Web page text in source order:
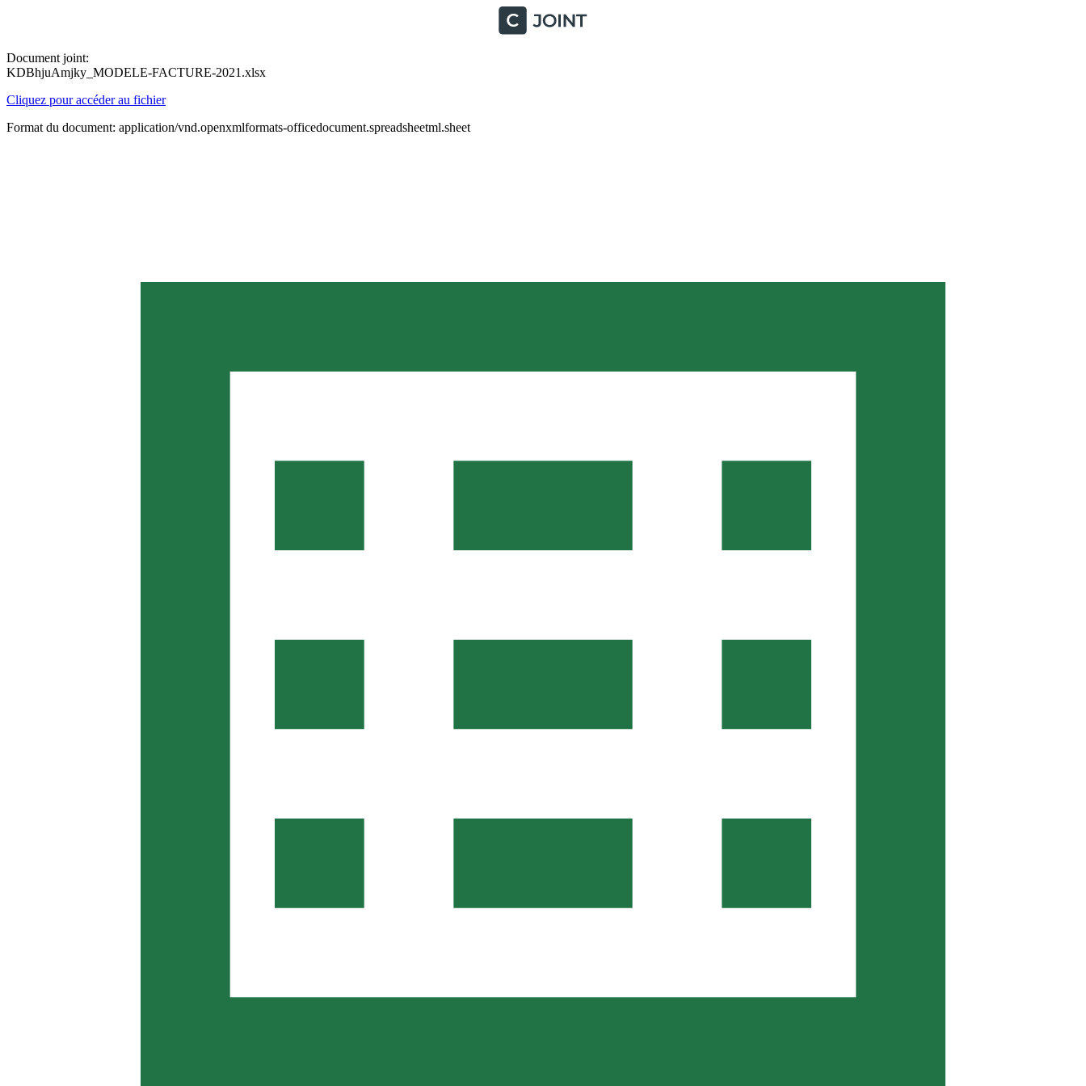
Document joint:
KDBhjuAmjky_MODELE-FACTURE-2021.xlsx
Cliquez pour accéder au fichier
Format du document: application/vnd.openxmlformats-officedocument.spreadsheetml.sheet